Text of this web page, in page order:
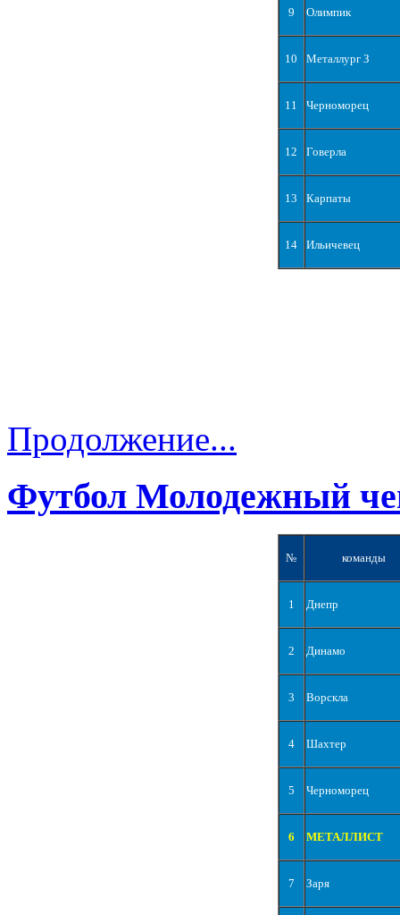
9 Олимпик
10 Металлург З
11 Черноморец
12 Говерла
13 Карпаты
14 Ильичевец
Продолжение...
Футбол Молодежный
№ команды
1 Днепр
2 Динамо
3 Ворскла
4 Шахтер
5 Черноморец
6 МЕТАЛЛИСТ
7 Заря